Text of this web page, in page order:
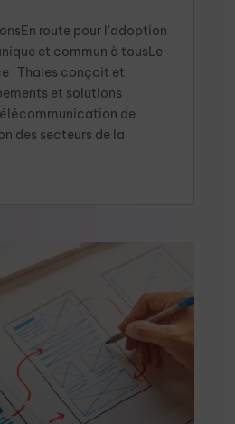
route pour l'adoption
et commun à tousLe
Thales conçoit et
et solutions
de
des secteurs de la